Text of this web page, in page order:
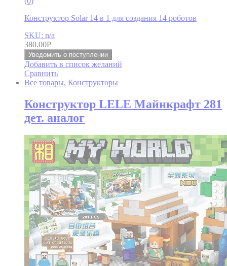
Конструктор Solar 14 в 1 для создания 14 роботов
SKU: n/a
380.00Р
Уведомить о поступлении
Добавить в список желаний
Сравнить
Все товары, Конструкторы
Конструктор LELE Майнкрафт 281
дет. аналог